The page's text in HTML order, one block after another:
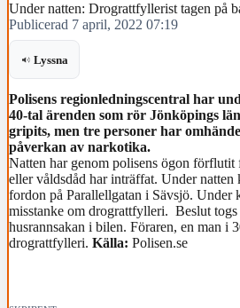
Under natten: Drograttfyllerist tagen på
Publicerad 7 april, 2022 07:19
Lyssna
Polisens regionledningscentral har
40-tal ärenden som rör Jönköpings
gripits, men tre personer har
påverkan av narkotika.
Natten har genom polisens ögon förflutit
eller våldsdåd har inträffat. Under natten
fordon på Parallellgatan i Sävsjö. Under
misstanke om drograttfylleri. Beslut
husrannsakan i bilen. Föraren, en man i
drograttfylleri. Källa: Polisen.se